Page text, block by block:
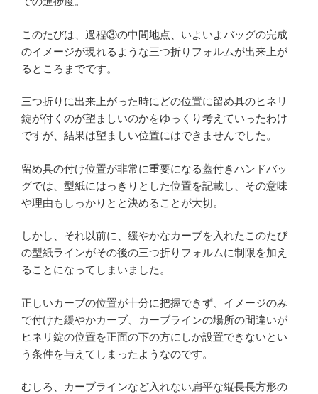
このたびは、過程③の中間地点、いよいよバッグの完成
のイメージが現れるような三つ折りフォルムが出来上が
るところまでです。
三つ折りに出来上がった時にどの位置に留め具のヒネリ
錠が付くのが望ましいのかをゆっくり考えていったわけ
ですが、結果は望ましい位置にはできませんでした。
留め具の付け位置が非常に重要になる蓋付きハンドバッ
グでは、型紙にはっきりとした位置を記載し、その意味
や理由もしっかりとと決めることが大切。
しかし、それ以前に、緩やかなカーブを入れたこのたび
の型紙ラインがその後の三つ折りフォルムに制限を加え
ることになってしまいました。
正しいカーブの位置が十分に把握できず、イメージのみ
で付けた緩やかカーブ、カーブラインの場所の間違いが
ヒネリ錠の位置を正面の下の方にしか設置できないとい
う条件を与えてしまったようなのです。
むしろ、カーブラインなど入れない扁平な縦長長方形の